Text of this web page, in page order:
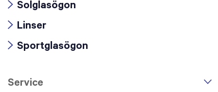
icon
icon
Solglasögon
icon
Linser
Sportglasögon
Service